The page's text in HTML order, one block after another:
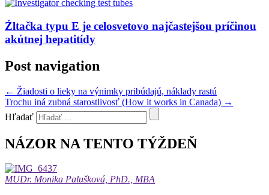
Źltačka typu E je celosvetovo najčastejšou príčinou
akútnej hepatitídy
Post navigation
← Žiadosti o lieky na výnimky pribúdajú, náklady rastú
Trochu iná zubná starostlivosť (How it works in Canada) →
Hľadať
NÁZOR NA TENTO TÝŽDEŇ
MUDr. Monika Palušková, PhD., MBA